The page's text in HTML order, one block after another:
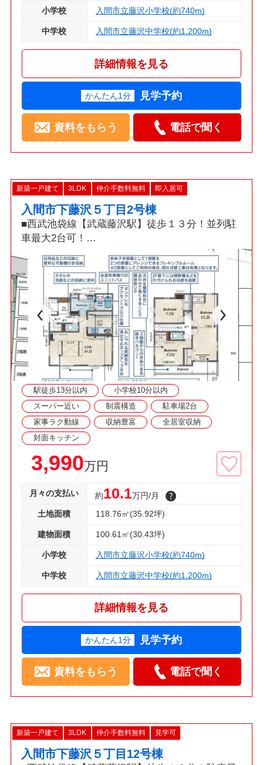
小学校 入間市立藤沢小学校(約740m)
中学校 入間市立藤沢中学校(約1,200m)
詳細情報を見る
かんたん1分 見学予約
資料をもらう 電話で聞く
新築一戸建て 3LDK 仲介手数料無料 即入居可
入間市下藤沢５丁目2号棟
■西武池袋線【武蔵藤沢駅】徒歩１３分！並列駐
車最大2台可！
□折上天井採用19.5帖LDK・食洗機・浴室乾燥
機・カードキー！
■冷暖房の効率を高める複層ガラス、節水型トイ
レ、経済的な都市ガス！
◇資料請求・見学予約などお気軽にご利用くださ
い◇
駅徒歩13分以内
小学校10分以内
スーパー近い
制震構造
駐車場2台
家事ラク動線
収納豊富
全居室収納
対面キッチン
3,990万円
月々の支払い 約10.1万円/月
土地面積 118.76㎡(35.92坪)
建物面積 100.61㎡(30.43坪)
小学校 入間市立藤沢小学校(約740m)
中学校 入間市立藤沢中学校(約1,200m)
詳細情報を見る
かんたん1分 見学予約
資料をもらう 電話で聞く
新築一戸建て 3LDK 仲介手数料無料 見学可
入間市下藤沢５丁目12号棟